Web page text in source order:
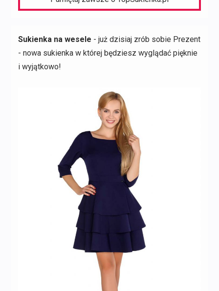
Sukienka na wesele - już dzisiaj zrób sobie Prezent
- nowa sukienka w której będziesz wyglądać pięknie
i wyjątkowo!